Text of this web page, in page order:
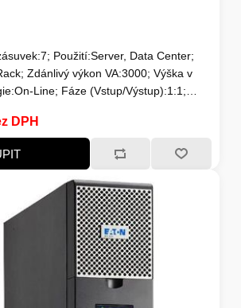
Použití:Server, Data Center;
Zdánlivý výkon VA:3000; Výška v
Line; Fáze (Vstup/Výstup):1:1;
času; Typ výstupu:IEC 13, IEC 19
DPH